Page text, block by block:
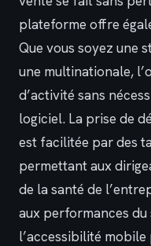
plateforme offre
Que vous soyez une
une multinationale,
d’activité sans
logiciel. La prise de
est facilitée par des
permettant aux
de la santé de
aux performances
l’accessibilité